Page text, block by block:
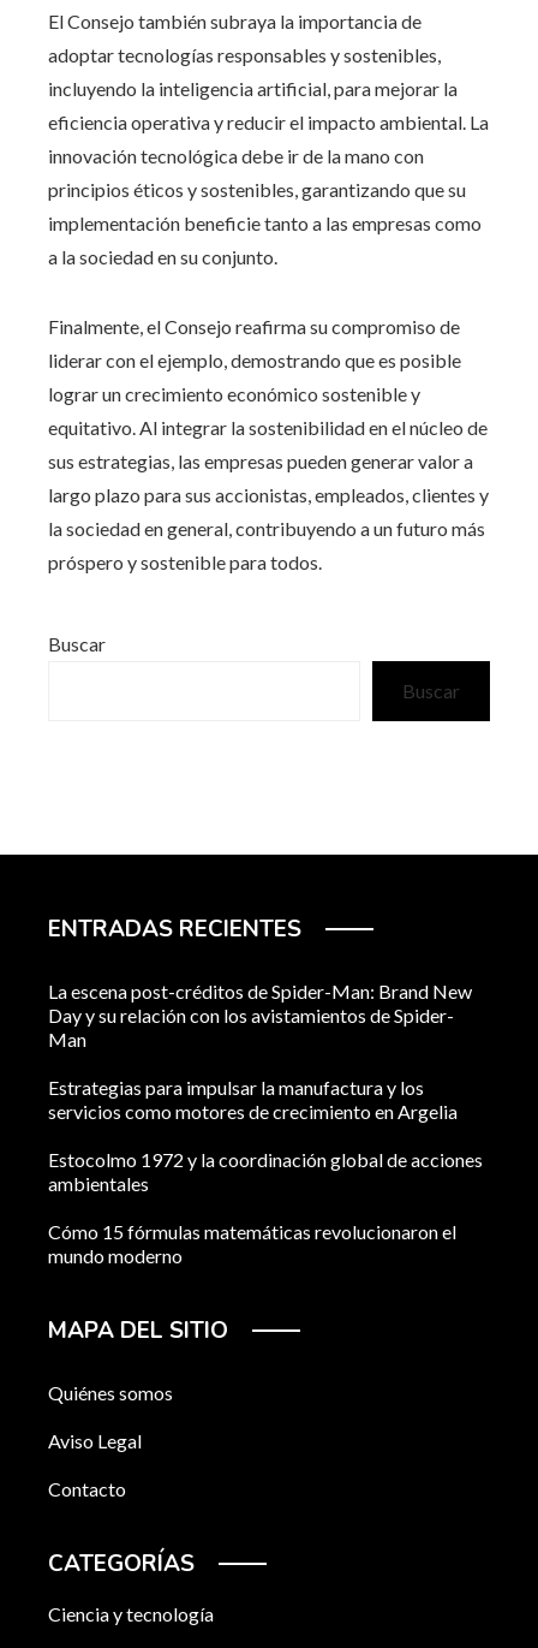
El Consejo también subraya la importancia de
adoptar tecnologías responsables y sostenibles,
incluyendo la inteligencia artificial, para mejorar la
eficiencia operativa y reducir el impacto ambiental. La
innovación tecnológica debe ir de la mano con
principios éticos y sostenibles, garantizando que su
implementación beneficie tanto a las empresas como
a la sociedad en su conjunto.
Finalmente, el Consejo reafirma su compromiso de
liderar con el ejemplo, demostrando que es posible
lograr un crecimiento económico sostenible y
equitativo. Al integrar la sostenibilidad en el núcleo de
sus estrategias, las empresas pueden generar valor a
largo plazo para sus accionistas, empleados, clientes y
la sociedad en general, contribuyendo a un futuro más
próspero y sostenible para todos.
Buscar
Buscar
ENTRADAS RECIENTES
La escena post-créditos de Spider-Man: Brand New
Day y su relación con los avistamientos de Spider-
Man
Estrategias para impulsar la manufactura y los
servicios como motores de crecimiento en Argelia
Estocolmo 1972 y la coordinación global de acciones
ambientales
Cómo 15 fórmulas matemáticas revolucionaron el
mundo moderno
MAPA DEL SITIO
Quiénes somos
Aviso Legal
Contacto
CATEGORÍAS
Ciencia y tecnología